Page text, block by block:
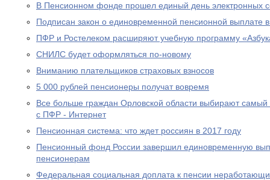
В Пенсионном фонде прошел единый день электронных
Подписан закон о единовременной пенсионной выплате
ПФР и Ростелеком расширяют учебную программу
СНИЛС будет оформляться по-новому
Вниманию плательщиков страховых взносов
5 000 рублей пенсионеры получат вовремя
Все больше граждан Орловской области выбирают
с ПФР - Интернет
Пенсионная система: что ждет россиян в 2017 году
Пенсионный фонд России завершил единовременную
пенсионерам
Федеральная социальная доплата к пенсии